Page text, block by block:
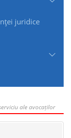
juridice
ale avocaților